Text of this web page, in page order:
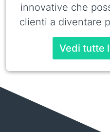
innovative che
clienti a diventare
Vedi tutte